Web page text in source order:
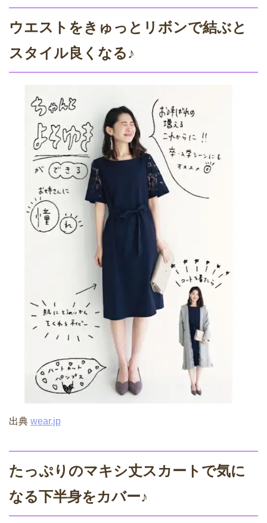
ウエストをきゅっとリボンで結ぶと
スタイル良くなる♪
出典 wear.jp
たっぷりのマキシ丈スカートで気に
なる下半身をカバー♪